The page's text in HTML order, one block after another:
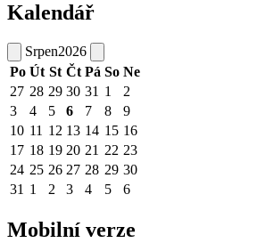
Kalendář
Srpen2026
Po Út St Čt Pá So Ne
27 28 29 30 31 1
2
3
4 5 6 7 8
9
10 11 12 13 14 15 16
17 18 19 20 21 22 23
24 25 26 27 28 29 30
31 1 2 3 4 5 6
Mobilní verze